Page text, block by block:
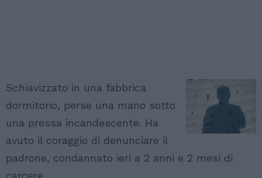
Schiavizzato in una fabbrica
dormitorio, perse una mano sotto
una pressa incandescente. Ha
avuto il coraggio di denunciare il
padrone, condannato ieri a 2 anni e 2 mesi di